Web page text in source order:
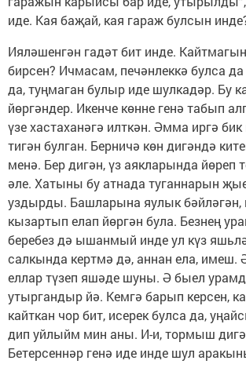
иде. Кая баҗай, кая гараж булсын
Ияләшенгән гадәт бит инде.
бирсен? Ичмасам, печәнлеккә булса
да, туңмаган булыр иде шулкадәр. Бу
йөргәндер. Икенче көнне генә табып
үзе хастаханәгә илткән. Әмма иргә
тигән булган. Берничә көн дигәндә
менә. Бер дигән, үз аякларында йөреп
әле. Хатыны бу атнада туганнарын
уздырды. Башларына яулык бәйләгән,
кызартып елап йөргән була. Безнең
беребез дә ышанмый инде ул күз
салкында кертмә дә, аннан ела, имеш.
еллар түзеп яшәде шуны. Ә быел
утыргандыр йә. Кемгә барып керсен,
кайткан чор бит, исерек булса да,
дип уйлыйм мин аны. И-и, тормыш
Бетерсеннәр генә иде инде шул